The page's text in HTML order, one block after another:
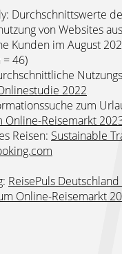
Durchschnittswerte
von Websites
Kunden im August
= 46)
2022
zum
Online-Reisemarkt
Reisen: Sustainable
ReisePuls
Online-Reisemarkt